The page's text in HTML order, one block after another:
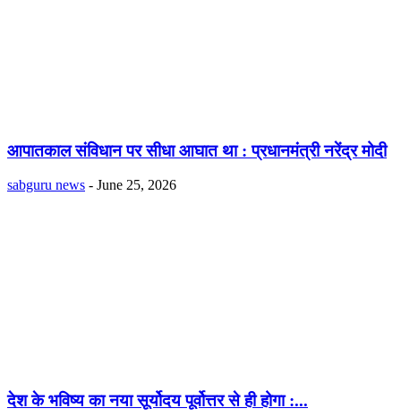
आपातकाल संविधान पर सीधा आघात था : प्रधानमंत्री नरेंद्र मोदी
sabguru news - June 25, 2026
देश के भविष्य का नया सूर्योदय पूर्वोत्तर से ही होगा :...